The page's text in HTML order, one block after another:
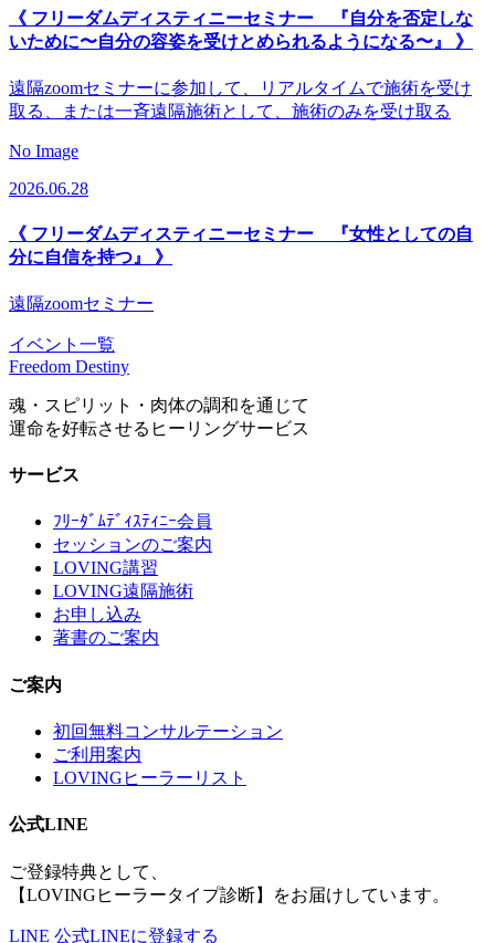
《 フリーダムディスティニーセミナー 『自分を否定しな
いために〜自分の容姿を受けとめられるようになる〜』 》
遠隔zoomセミナーに参加して、リアルタイムで施術を受け
取る、または一斉遠隔施術として、施術のみを受け取る
No Image
2026.06.28
《 フリーダムディスティニーセミナー 『女性としての自
分に自信を持つ』 》
遠隔zoomセミナー
イベント一覧
Freedom Destiny
魂・スピリット・肉体の調和を通じて
運命を好転させるヒーリングサービス
サービス
ﾌﾘｰﾀﾞﾑﾃﾞｨｽﾃｨﾆｰ会員
セッションのご案内
LOVING講習
LOVING遠隔施術
お申し込み
著書のご案内
ご案内
初回無料コンサルテーション
ご利用案内
LOVINGヒーラーリスト
公式LINE
ご登録特典として、
【LOVINGヒーラータイプ診断】をお届けしています。
LINE 公式LINEに登録する